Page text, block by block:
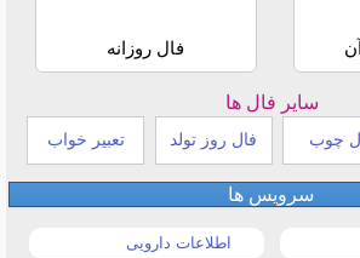
فال روزانه
سایر فال ها
چوب فال روز تولد تعبیر خواب
سرویس ها
اطلاعات دارویی